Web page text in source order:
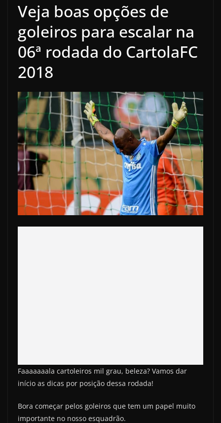
Veja boas opções de
goleiros para escalar na
06ª rodada do CartolaFC
2018
Faaaaaaala cartoleiros mil grau, beleza? Vamos dar
início as dicas por posição dessa rodada!
Bora começar pelos goleiros que tem um papel muito
importante no nosso esquadrão.